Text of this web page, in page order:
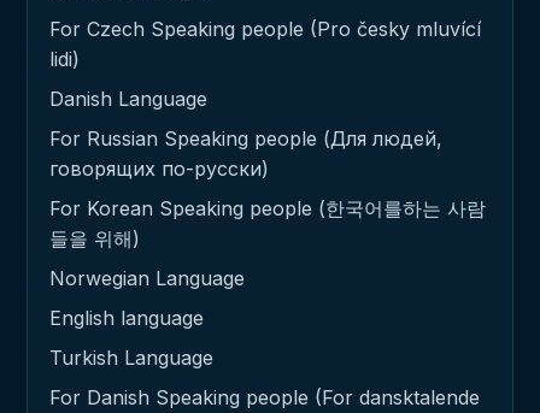
For Czech Speaking people (Pro česky mluvící
lidi)
Danish Language
For Russian Speaking people (Для людей,
говорящих по-русски)
For Korean Speaking people (한국어를하는 사람
들을 위해)
Norwegian Language
English language
Turkish Language
For Danish Speaking people (For dansktalende